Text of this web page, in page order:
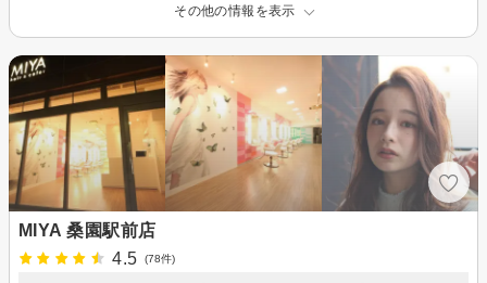
その他の情報を表示
MIYA 桑園駅前店
4.5
(78件)